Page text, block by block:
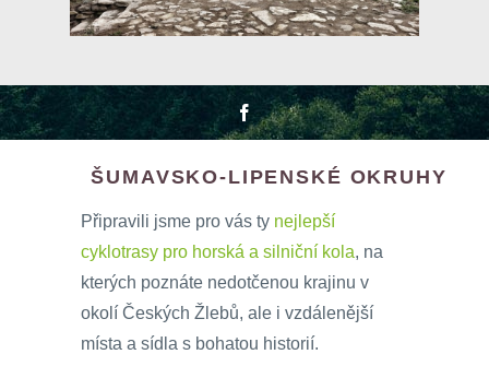
ŠUMAVSKO-LIPENSKÉ OKRUHY
Připravili jsme pro vás ty nejlepší
cyklotrasy pro horská a silniční kola, na
kterých poznáte nedotčenou krajinu v
okolí Českých Žlebů, ale i vzdálenější
místa a sídla s bohatou historií.